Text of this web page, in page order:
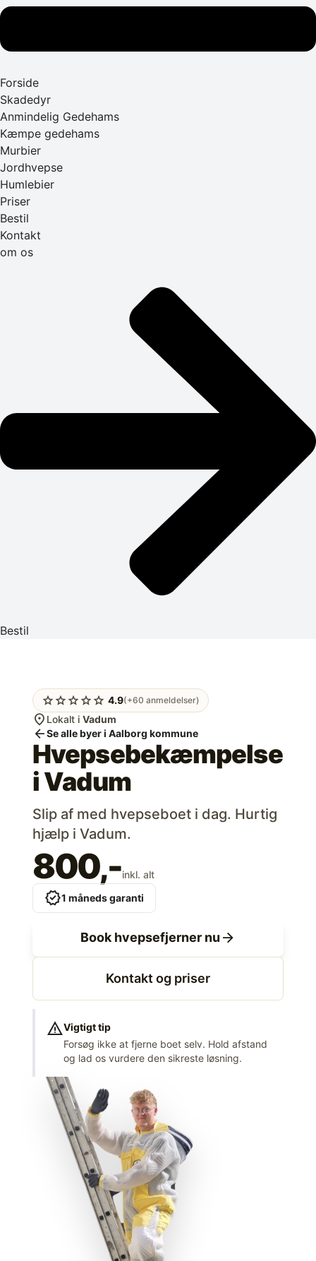
Forside
Skadedyr
Anmindelig Gedehams
Kæmpe gedehams
Murbier
Jordhvepse
Humlebier
Priser
Bestil
Kontakt
om os
Bestil
starstarstarstarstar 4.9(+60 anmeldelser)
location_on Lokalt i Vadum
arrow_backSe alle byer i Aalborg kommune
Hvepsebekæmpelse
iVadum
Slip af med hvepseboet i dag. Hurtig
hjælp i Vadum.
800,-inkl. alt
verified1 måneds garanti
Book hvepsefjerner nu arrow_forward
Kontakt og priser
warningVigtigt tip
Forsøg ikke at fjerne boet selv. Hold afstand
og lad os vurdere den sikreste løsning.